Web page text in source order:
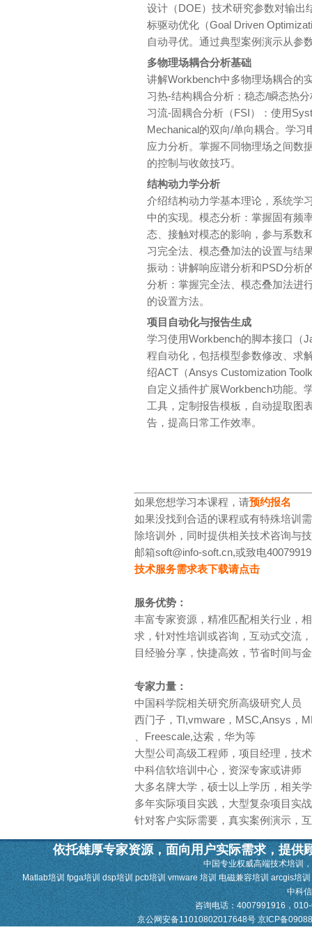
设计（DOE）技术研究参数对输出
标驱动优化（Goal Driven
自动寻优。通过典型案例演示从参
多物理场耦合分析基础
讲解Workbench中多物理场耦合的
习热-结构耦合分析：稳态/瞬态热
习流-固耦合分析（FSI）：使用
Mechanical的双向/单向耦合。学
应力分析。掌握不同物理场之间数
的控制与收敛技巧。
结构动力学分析
介绍结构动力学基本理论，系统学
中的实现。模态分析：掌握固有频
态、接触对模态的影响，参与系数
习完全法、模态叠加法的设置与结
振动：讲解响应谱分析和PSD分析
分析：掌握完全法、模态叠加法进
的设置方法。
项目自动化与报告生成
学习使用Workbench的脚本接口（
程自动化，包括模型参数修改、求
绍ACT（Ansys Customization
自定义插件扩展Workbench功能。
工具，定制报告模板，自动提取图
告，提高日常工作效率。
如果您想学习本课程，请预约报名
如果没找到合适的课程或有特殊培训
除培训外，同时提供相关技术咨询与
邮箱soft@info-soft.cn,或致电
技术服务需求表下载请点击
服务优势：
丰富专家资源，精准匹配相关行业，
求，针对性培训或咨询，互动式交流
目经验分享，快捷高效，节省时间与
专家力量：
中国科学院相关研究所高级研究人员
西门子，TI,vmware，MSC,Ansys，
、Freescale,达索，华为等
大型公司高级工程师，项目经理，技
中科信软培训中心，资深专家或讲师
大多名牌大学，硕士以上学历，相关
多年实际项目实践，大型复杂项目实
针对客户实际需要，真实案例演示，
依托雄厚专家资源，面向用户实际需求，提供
中国专业权威高端技术培训
Matlab培训 fpga培训 dsp培训 pcb培训 vmware 培训 电磁兼容培训 arcgis培
中科
咨询电话：4007991916，
京公网安备11010802017648号京ICP备